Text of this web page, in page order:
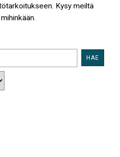
Kysy meiltä
HAE